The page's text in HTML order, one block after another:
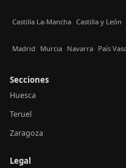
Castilla La-Mancha Castilla y León
Madrid Murcia Navarra País
Secciones
Huesca
Teruel
Zaragoza
Legal